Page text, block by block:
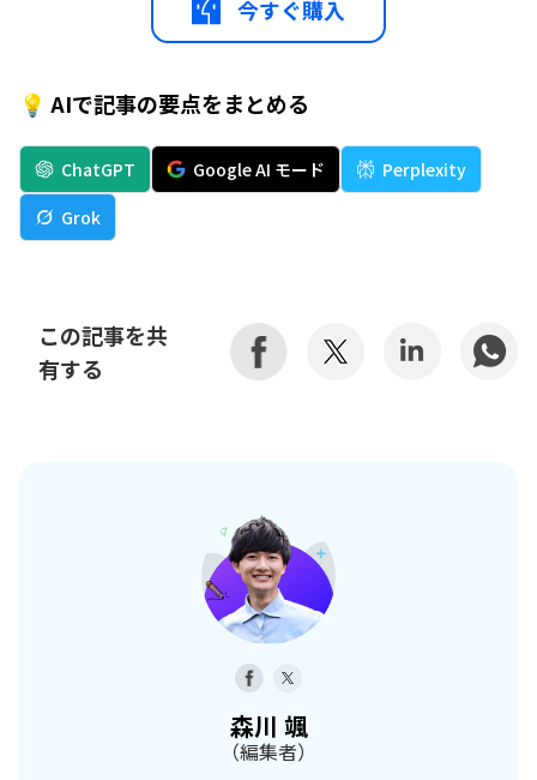
今すぐ購入
💡 AIで記事の要点をまとめる
ChatGPT Google AI モード
Perplexity
Grok
この記事を共
有する
森川 颯
（編集者）